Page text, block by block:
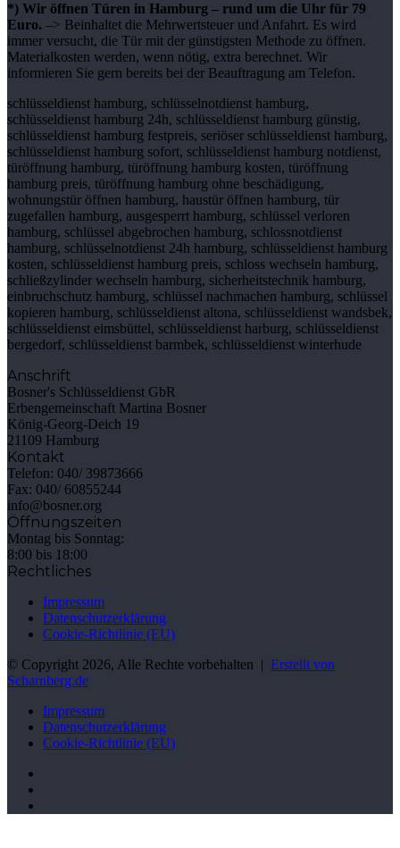
*) Wir öffnen Türen in Hamburg – rund um die Uhr für 79
Euro. –> Beinhaltet die Mehrwertsteuer und Anfahrt. Es wird
immer versucht, die Tür mit der günstigsten Methode zu öffnen.
Materialkosten werden, wenn nötig, extra berechnet. Wir
informieren Sie gern bereits bei der Beauftragung am Telefon.
schlüsseldienst hamburg, schlüsselnotdienst hamburg,
schlüsseldienst hamburg 24h, schlüsseldienst hamburg günstig,
schlüsseldienst hamburg festpreis, seriöser schlüsseldienst hamburg,
schlüsseldienst hamburg sofort, schlüsseldienst hamburg notdienst,
türöffnung hamburg, türöffnung hamburg kosten, türöffnung
hamburg preis, türöffnung hamburg ohne beschädigung,
wohnungstür öffnen hamburg, haustür öffnen hamburg, tür
zugefallen hamburg, ausgesperrt hamburg, schlüssel verloren
hamburg, schlüssel abgebrochen hamburg, schlossnotdienst
hamburg, schlüsselnotdienst 24h hamburg, schlüsseldienst hamburg
kosten, schlüsseldienst hamburg preis, schloss wechseln hamburg,
schließzylinder wechseln hamburg, sicherheitstechnik hamburg,
einbruchschutz hamburg, schlüssel nachmachen hamburg, schlüssel
kopieren hamburg, schlüsseldienst altona, schlüsseldienst wandsbek,
schlüsseldienst eimsbüttel, schlüsseldienst harburg, schlüsseldienst
bergedorf, schlüsseldienst barmbek, schlüsseldienst winterhude
Anschrift
Bosner's Schlüsseldienst GbR
Erbengemeinschaft Martina Bosner
König-Georg-Deich 19
21109 Hamburg
Kontakt
Telefon: 040/ 39873666
Fax: 040/ 60855244
info@bosner.org
Öffnungszeiten
Montag bis Sonntag:
8:00 bis 18:00
Rechtliches
Impressum
Datenschutzerklärung
Cookie-Richtlinie (EU)
© Copyright 2026, Alle Rechte vorbehalten | Erstellt von
Scharnberg.de
Impressum
Datenschutzerklärung
Cookie-Richtlinie (EU)